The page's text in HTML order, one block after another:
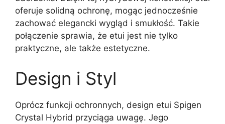
oferuje solidną ochronę, mogąc jednocześnie
zachować elegancki wygląd i smukłość. Takie
połączenie sprawia, że etui jest nie tylko
praktyczne, ale także estetyczne.
Design i Styl
Oprócz funkcji ochronnych, design etui Spigen
Crystal Hybrid przyciąga uwagę. Jego